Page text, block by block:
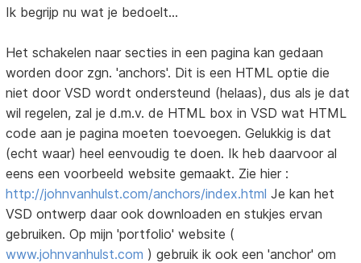
Ik begrijp nu wat je bedoelt...
Het schakelen naar secties in een pagina kan gedaan
worden door zgn. 'anchors'. Dit is een HTML optie die
niet door VSD wordt ondersteund (helaas), dus als je dat
wil regelen, zal je d.m.v. de HTML box in VSD wat HTML
code aan je pagina moeten toevoegen. Gelukkig is dat
(echt waar) heel eenvoudig te doen. Ik heb daarvoor al
eens een voorbeeld website gemaakt. Zie hier :
http://johnvanhulst.com/anchors/index.html Je kan het
VSD ontwerp daar ook downloaden en stukjes ervan
gebruiken. Op mijn 'portfolio' website (
www.johnvanhulst.com ) gebruik ik ook een 'anchor' om